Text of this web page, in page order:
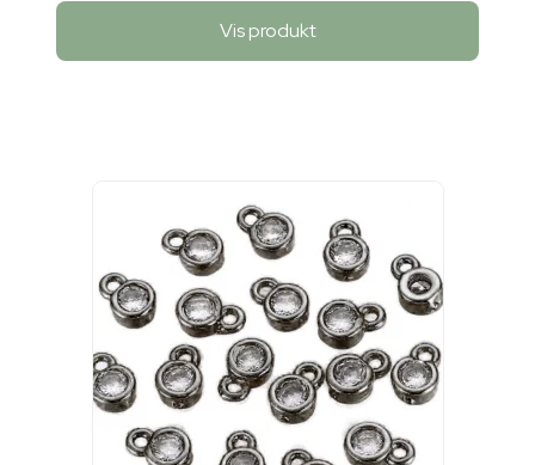
Vis produkt